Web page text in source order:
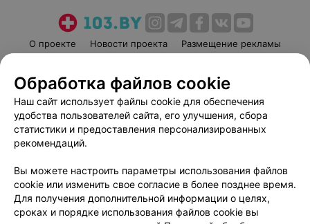
О проекте Новости проекта
Размещение рекламы
Пользовательское соглашение
Способы оплаты
Вакансии
Партнеры
Написать руководителю 103.by
Обработка персональных данных
Обработка файлов cookie
Наш сайт использует файлы cookie для обеспечения
удобства пользователей сайта, его улучшения, сбора
статистики и предоставления персонализированных
рекомендаций.
Вы можете настроить параметры использования файлов
cookie или изменить свое согласие в более позднее время.
Для получения дополнительной информации о целях,
сроках и порядке использования файлов cookie вы